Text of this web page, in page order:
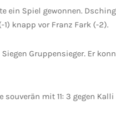
ein Spiel gewonnen.
knapp vor Franz Fark (-2).
Gruppensieger. Er
mit 11: 3 gegen